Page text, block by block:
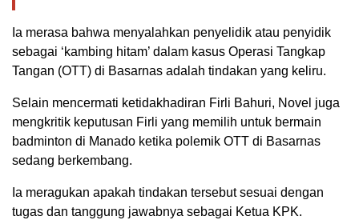
Ia merasa bahwa menyalahkan penyelidik atau penyidik
sebagai ‘kambing hitam’ dalam kasus Operasi Tangkap
Tangan (OTT) di Basarnas adalah tindakan yang keliru.
Selain mencermati ketidakhadiran Firli Bahuri, Novel juga
mengkritik keputusan Firli yang memilih untuk bermain
badminton di Manado ketika polemik OTT di Basarnas
sedang berkembang.
Ia meragukan apakah tindakan tersebut sesuai dengan
tugas dan tanggung jawabnya sebagai Ketua KPK.